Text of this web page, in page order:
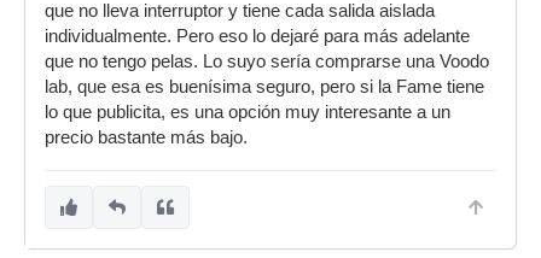
que no lleva interruptor y tiene cada salida aislada
individualmente. Pero eso lo dejaré para más adelante
que no tengo pelas. Lo suyo sería comprarse una Voodo
lab, que esa es buenísima seguro, pero si la Fame tiene
lo que publicita, es una opción muy interesante a un
precio bastante más bajo.